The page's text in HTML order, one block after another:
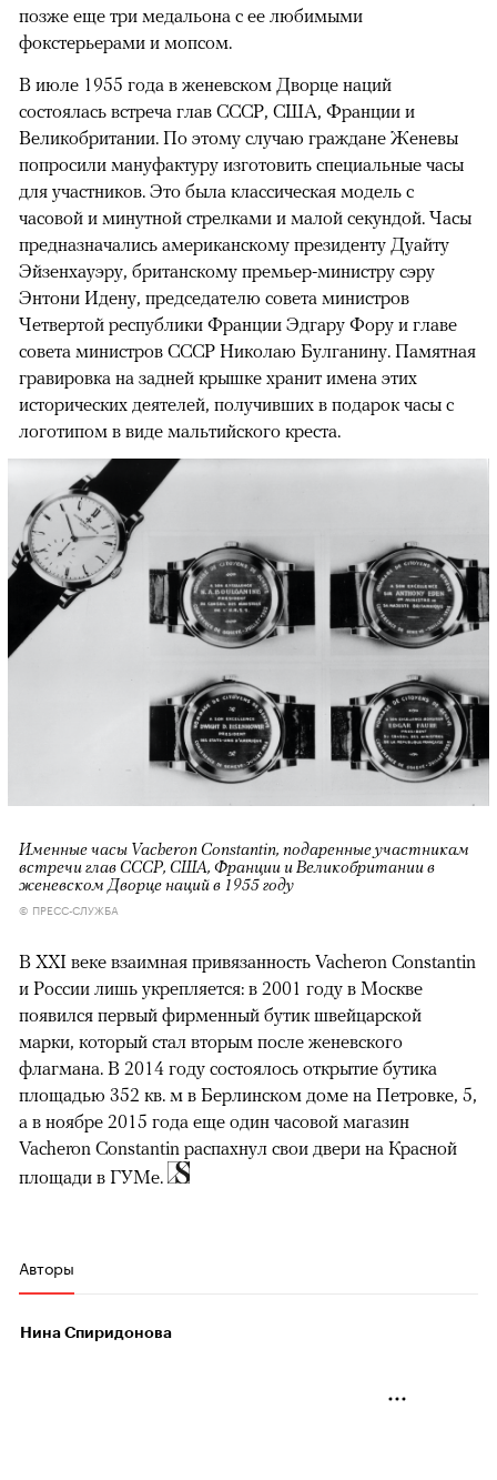
позже еще три медальона с ее любимыми
фокстерьерами и мопсом.
В июле 1955 года в женевском Дворце наций
состоялась встреча глав СССР, США, Франции и
Великобритании. По этому случаю граждане Женевы
попросили мануфактуру изготовить специальные часы
для участников. Это была классическая модель с
часовой и минутной стрелками и малой секундой. Часы
предназначались американскому президенту Дуайту
Эйзенхауэру, британскому премьер-министру сэру
Энтони Идену, председателю совета министров
Четвертой республики Франции Эдгару Фору и главе
совета министров СССР Николаю Булганину. Памятная
гравировка на задней крышке хранит имена этих
исторических деятелей, получивших в подарок часы с
логотипом в виде мальтийского креста.
Именные часы Vacheron Constantin, подаренные участникам
встречи глав СССР, США, Франции и Великобритании в
женевском Дворце наций в 1955 году
© ПРЕСС-СЛУЖБА
В XXI веке взаимная привязанность Vacheron Constantin
и России лишь укрепляется: в 2001 году в Москве
появился первый фирменный бутик швейцарской
марки, который стал вторым после женевского
флагмана. В 2014 году состоялось открытие бутика
площадью 352 кв. м в Берлинском доме на Петровке, 5,
а в ноябре 2015 года еще один часовой магазин
Vacheron Constantin распахнул свои двери на Красной
площади в ГУМе.
Авторы
Нина Спиридонова